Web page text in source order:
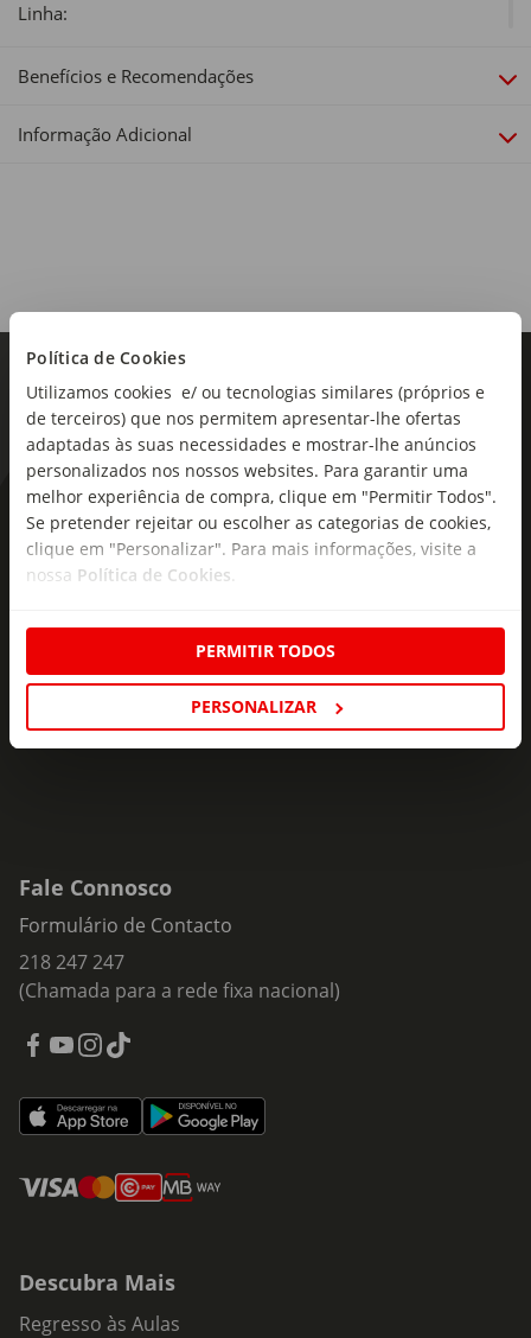
Política de Cookies
Utilizamos cookies e/ ou tecnologias similares (próprios e
de terceiros) que nos permitem apresentar-lhe ofertas
adaptadas às suas necessidades e mostrar-lhe anúncios
personalizados nos nossos websites. Para garantir uma
melhor experiência de compra, clique em "Permitir Todos".
Se pretender rejeitar ou escolher as categorias de cookies,
clique em "Personalizar". Para mais informações, visite a
nossa Política de Cookies
PERMITIR TODOS
PERSONALIZAR
Linha:
Benefícios e Recomendações
Informação Adicional
As novidades mais frescas no
seu e-mail!
ofertas e novidades para si.
Insira o seu e-
Fale Connosco
Formulário de Contacto
218 247 247
(Chamada para a rede fixa nacional)
Descubra Mais
Regresso às Aulas